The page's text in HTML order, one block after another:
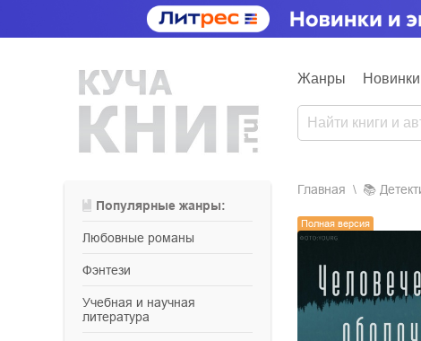
Жанры Новинки
Популярные жанры:
любовные романы
фэнтези
учебная и научная
литература
Главная 📚
Полная версия